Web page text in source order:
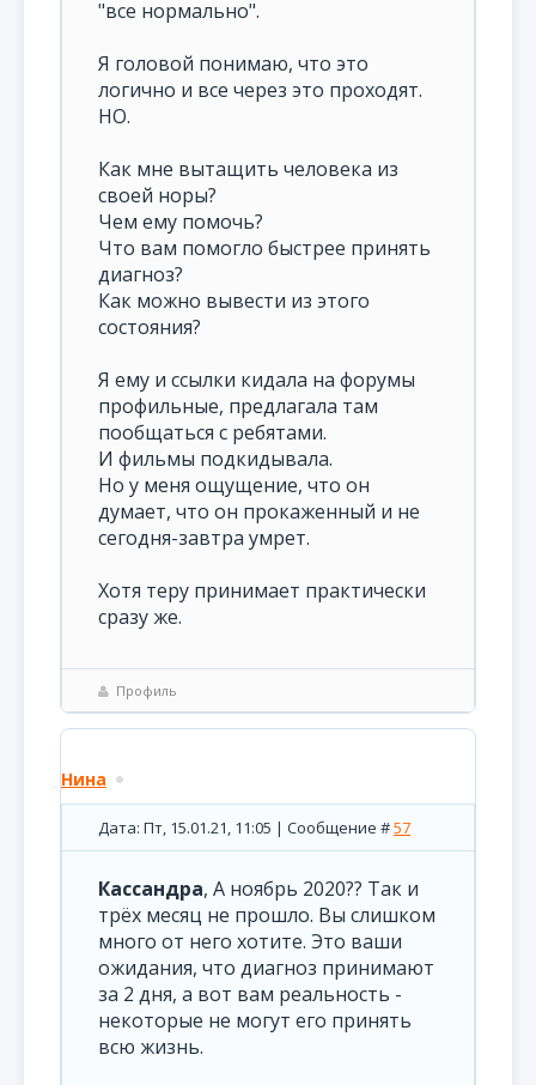
"все нормально".
Я головой понимаю, что это
логично и все через это проходят.
НО.
Как мне вытащить человека из
своей норы?
Чем ему помочь?
Что вам помогло быстрее принять
диагноз?
Как можно вывести из этого
состояния?
Я ему и ссылки кидала на форумы
профильные, предлагала там
пообщаться с ребятами.
И фильмы подкидывала.
Но у меня ощущение, что он
думает, что он прокаженный и не
сегодня-завтра умрет.
Хотя теру принимает практически
сразу же.
Профиль
Нина
Дата: Пт, 15.01.21, 11:05 | Сообщение #57
Кассандра, А ноябрь 2020?? Так и
трёх месяц не прошло. Вы слишком
много от него хотите. Это ваши
ожидания, что диагноз принимают
за 2 дня, а вот вам реальность -
некоторые не могут его принять
всю жизнь.